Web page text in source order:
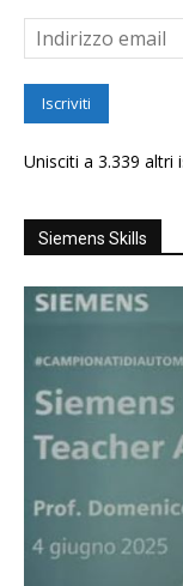
Indirizzo
email
Iscriviti
Unisciti a 3.339 altri
Siemens Skills